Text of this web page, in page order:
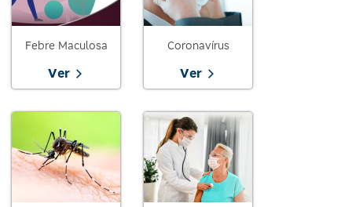
Febre Maculosa
Ver
Coronavírus
Ver